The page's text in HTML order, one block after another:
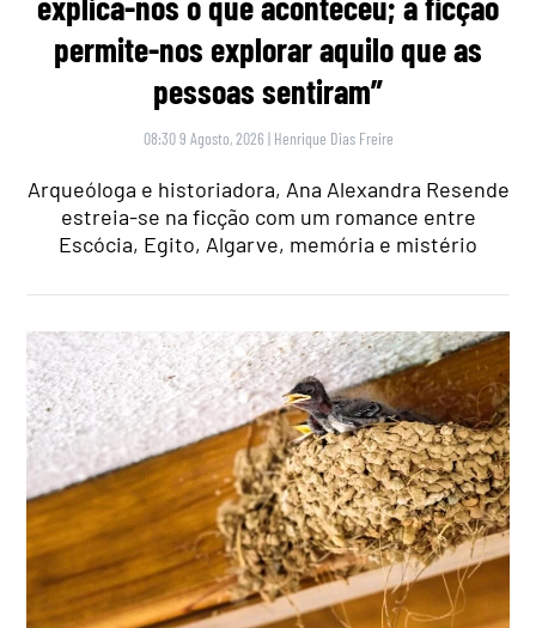
permite-nos explorar aquilo que as
pessoas sentiram”
08:30 9 Agosto, 2026 | Henrique Dias Freire
Arqueóloga e historiadora, Ana Alexandra Resende
estreia-se na ficção com um romance entre
Escócia, Egito, Algarve, memória e mistério